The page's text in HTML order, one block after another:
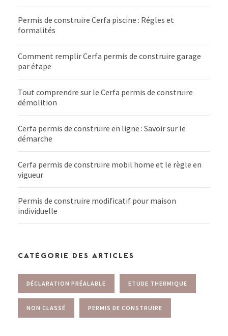
Permis de construire Cerfa piscine : Régles et
formalités
Comment remplir Cerfa permis de construire garage
par étape
Tout comprendre sur le Cerfa permis de construire
démolition
Cerfa permis de construire en ligne : Savoir sur le
démarche
Cerfa permis de construire mobil home et le règle en
vigueur
Permis de construire modificatif pour maison
individuelle
CATÉGORIE DES ARTICLES
DÉCLARATION PRÉALABLE ETUDE THERMIQUE
NON CLASSÉ PERMIS DE CONSTRUIRE